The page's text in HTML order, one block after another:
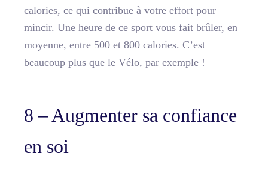
calories, ce qui contribue à votre effort pour
mincir. Une heure de ce sport vous fait brûler, en
moyenne, entre 500 et 800 calories. C’est
beaucoup plus que le Vélo, par exemple !
8 – Augmenter sa confiance
en soi